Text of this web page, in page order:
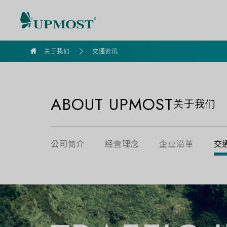
goldennet
关于我们 交通资讯
ABOUT UPMOST关于我们
公司简介 经营理念 企业沿革 交